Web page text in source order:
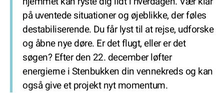
på uventede situationer og øjeblikke, der føles
destabiliserende. Du får lyst til at rejse, udforske
og åbne nye døre. Er det flugt, eller er det
søgen? Efter den 22. december løfter
energierne i Stenbukken din vennekreds og kan
også give et projekt nyt momentum.